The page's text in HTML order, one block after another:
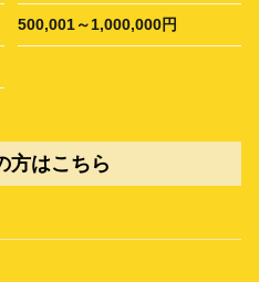
500,001～1,000,000円
方はこちら